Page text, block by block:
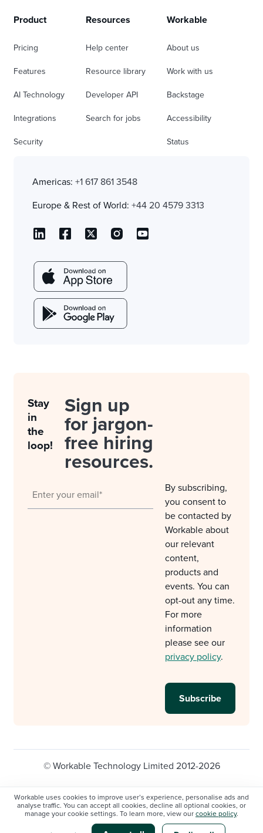
Workable uses cookies to improve user’s experience, personalise ads and
analyse traffic. You can accept all cookies, decline all optional cookies, or
manage your cookie settings. To learn more, view our cookie policy.
Product
Pricing
Features
AI Technology
Integrations
Security
Resources
Help center
Resource library
Developer API
Search for jobs
Workable
About us
Work with us
Backstage
Accessibility
Status
Americas: +1 617 861 3548
Europe & Rest of World: +44 20 4579 3313
Stay
in
the
loop!
Sign up
for jargon-
free hiring
resources.
By subscribing,
you consent to
be contacted by
Workable about
our relevant
content,
products and
events. You can
opt-out any time.
For more
information
please see our
privacy policy.
© Workable Technology Limited 2012-2026
Privacy policy
Cookie Settings
Do not sell/share my personal information